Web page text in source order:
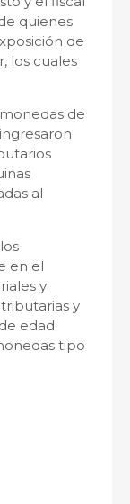
quienes
de
los cuales
de
al
en el
y
y
edad
tipo